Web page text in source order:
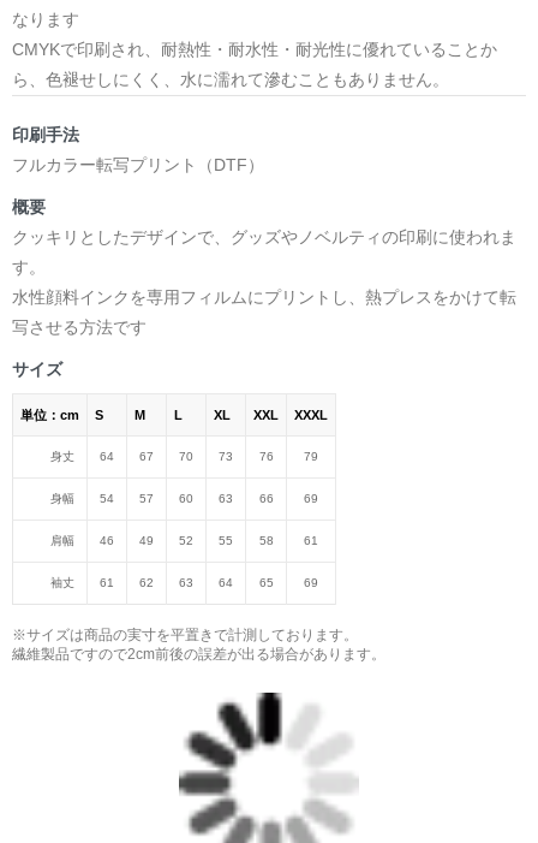
なります
CMYKで印刷され、耐熱性・耐水性・耐光性に優れていることか
ら、色褪せしにくく、水に濡れて滲むこともありません。
印刷手法
フルカラー転写プリント（DTF）
概要
クッキリとしたデザインで、グッズやノベルティの印刷に使われま
す。
水性顔料インクを専用フィルムにプリントし、熱プレスをかけて転
写させる方法です
サイズ
単位：cm S M L XL XXL XXXL
身丈 64 67 70 73 76 79
身幅 54 57 60 63 66 69
肩幅 46 49 52 55 58 61
袖丈 61 62 63 64 65 69
※サイズは商品の実寸を平置きで計測しております。
繊維製品ですので2cm前後の誤差が出る場合があります。